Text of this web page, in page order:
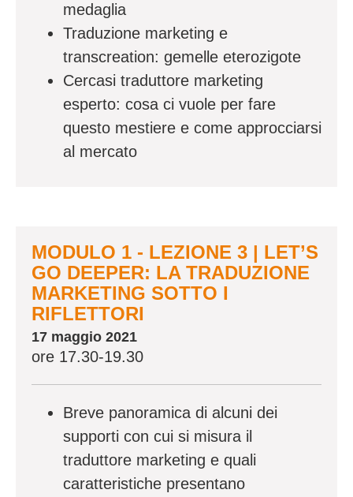
medaglia
Traduzione marketing e
transcreation: gemelle eterozigote
Cercasi traduttore marketing
esperto: cosa ci vuole per fare
questo mestiere e come approcciarsi
al mercato
MODULO 1 - LEZIONE 3 | LET’S
GO DEEPER: LA TRADUZIONE
MARKETING SOTTO I
RIFLETTORI
17 maggio 2021
ore 17.30-19.30
Breve panoramica di alcuni dei
supporti con cui si misura il
traduttore marketing e quali
caratteristiche presentano